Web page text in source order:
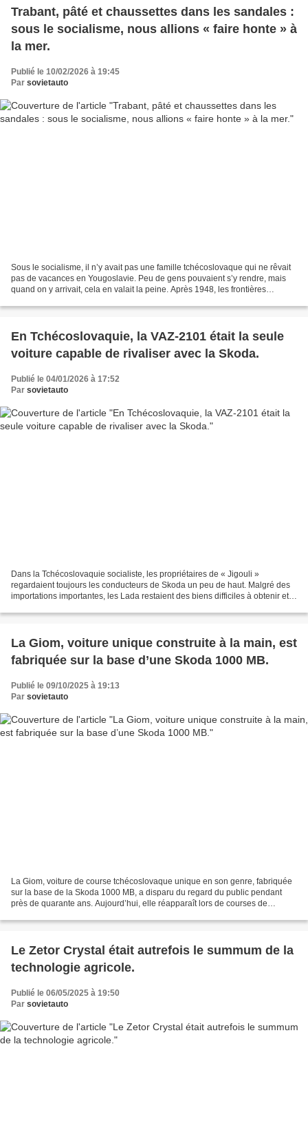
Trabant, pâté et chaussettes dans les sandales :
sous le socialisme, nous allions « faire honte » à
la mer.
Publié le 10/02/2026 à 19:45
Par sovietauto
Sous le socialisme, il n’y avait pas une famille tchécoslovaque qui ne rêvait
pas de vacances en Yougoslavie. Peu de gens pouvaient s’y rendre, mais
quand on y arrivait, cela en valait la peine. Après 1948, les frontières
En Tchécoslovaquie, la VAZ-2101 était la seule
voiture capable de rivaliser avec la Skoda.
Publié le 04/01/2026 à 17:52
Par sovietauto
Dans la Tchécoslovaquie socialiste, les propriétaires de « Jigouli »
regardaient toujours les conducteurs de Skoda un peu de haut. Malgré des
importations importantes, les Lada restaient des biens difficiles à obtenir et
La Giom, voiture unique construite à la main, est
fabriquée sur la base d’une Skoda 1000 MB.
Publié le 09/10/2025 à 19:13
Par sovietauto
La Giom, voiture de course tchécoslovaque unique en son genre, fabriquée
sur la base de la Skoda 1000 MB, a disparu du regard du public pendant
près de quarante ans. Aujourd’hui, elle réapparaît lors de courses de
Le Zetor Crystal était autrefois le summum de la
technologie agricole.
Publié le 06/05/2025 à 19:50
Par sovietauto